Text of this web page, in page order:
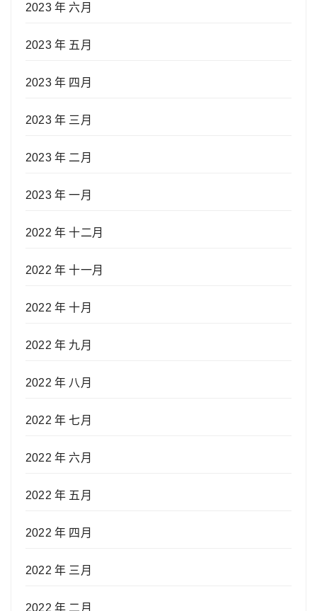
2023 年 六月
2023 年 五月
2023 年 四月
2023 年 三月
2023 年 二月
2023 年 一月
2022 年 十二月
2022 年 十一月
2022 年 十月
2022 年 九月
2022 年 八月
2022 年 七月
2022 年 六月
2022 年 五月
2022 年 四月
2022 年 三月
2022 年 二月